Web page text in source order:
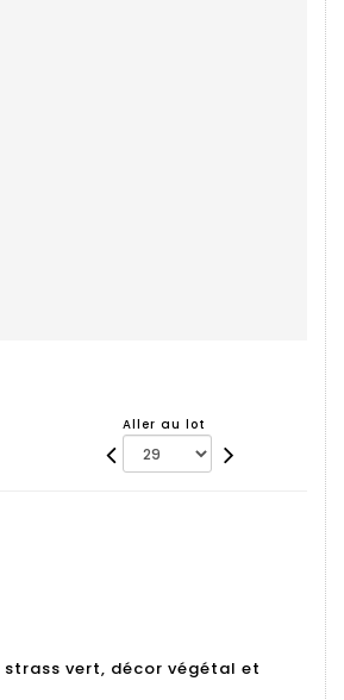
Aller au lot
strass vert, décor végétal et